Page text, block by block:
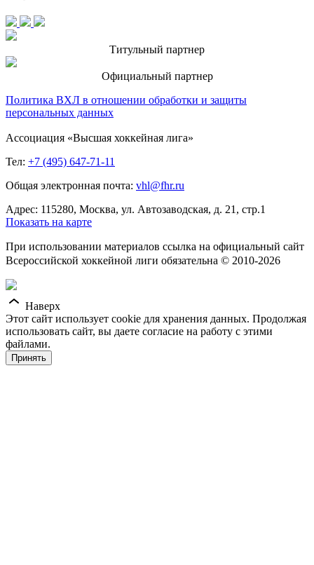
Титульный партнер
Официальный партнер
Политика ВХЛ в отношении обработки и защиты
персональных данных
Ассоциация «Высшая хоккейная лига»
Тел: +7 (495) 647-71-11
Общая электронная почта: vhl@fhr.ru
Адрес: 115280, Москва, ул. Автозаводская, д. 21, стр.1
Показать на карте
При использовании материалов ссылка на официальный сайт
Всероссийской хоккейной лиги обязательна © 2010-2026
Наверх
Этот сайт использует cookie для хранения данных. Продолжая
использовать сайт, вы даете согласие на работу с этими
файлами.
Принять